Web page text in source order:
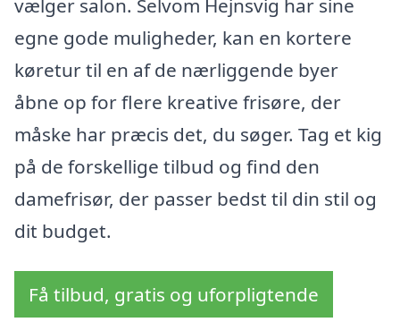
vælger salon. Selvom Hejnsvig har sine
egne gode muligheder, kan en kortere
køretur til en af de nærliggende byer
åbne op for flere kreative frisøre, der
måske har præcis det, du søger. Tag et kig
på de forskellige tilbud og find den
damefrisør, der passer bedst til din stil og
dit budget.
Få tilbud, gratis og uforpligtende